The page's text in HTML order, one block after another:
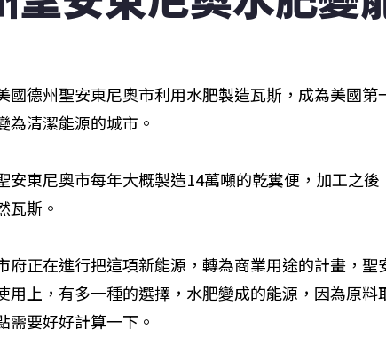
國德州聖安東尼奧市利用水肥製造瓦斯，成為美國
為清潔能源的城市。
安東尼奧市每年大概製造14萬噸的乾糞便，加工之
瓦斯。
府正在進行把這項新能源，轉為商業用途的計畫，
用上，有多一種的選擇，水肥變成的能源，因為原
需要好好計算一下。